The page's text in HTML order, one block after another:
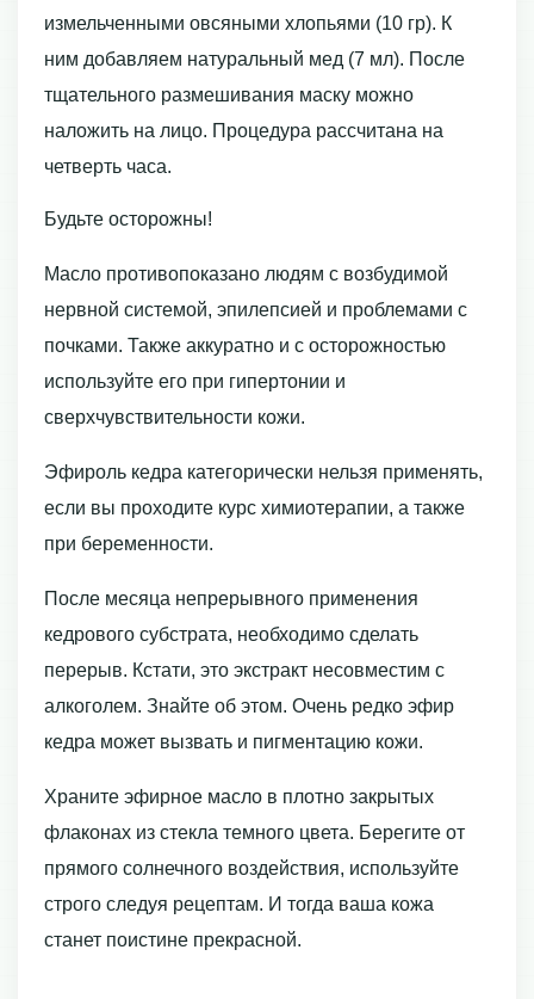
измельченными овсяными хлопьями (10 гр). К
ним добавляем натуральный мед (7 мл). После
тщательного размешивания маску можно
наложить на лицо. Процедура рассчитана на
четверть часа.
Будьте осторожны!
Масло противопоказано людям с возбудимой
нервной системой, эпилепсией и проблемами с
почками. Также аккуратно и с осторожностью
используйте его при гипертонии и
сверхчувствительности кожи.
Эфироль кедра категорически нельзя применять,
если вы проходите курс химиотерапии, а также
при беременности.
После месяца непрерывного применения
кедрового субстрата, необходимо сделать
перерыв. Кстати, это экстракт несовместим с
алкоголем. Знайте об этом. Очень редко эфир
кедра может вызвать и пигментацию кожи.
Храните эфирное масло в плотно закрытых
флаконах из стекла темного цвета. Берегите от
прямого солнечного воздействия, используйте
строго следуя рецептам. И тогда ваша кожа
станет поистине прекрасной.